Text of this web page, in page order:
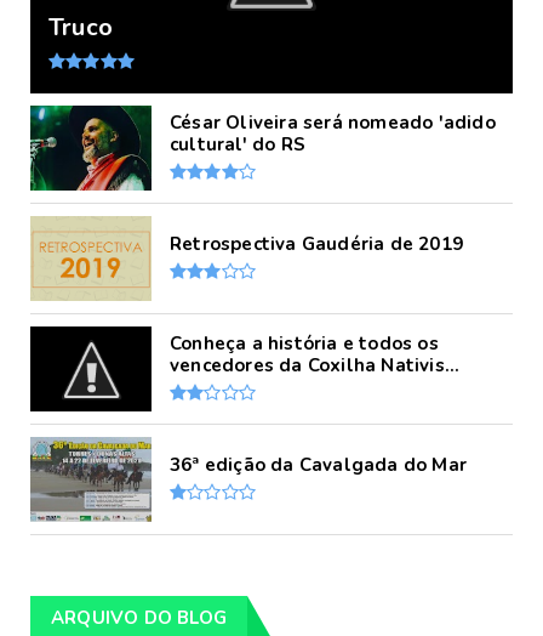
Truco
César Oliveira será nomeado 'adido
cultural' do RS
Retrospectiva Gaudéria de 2019
Conheça a história e todos os
vencedores da Coxilha Nativis...
36ª edição da Cavalgada do Mar
ARQUIVO DO BLOG